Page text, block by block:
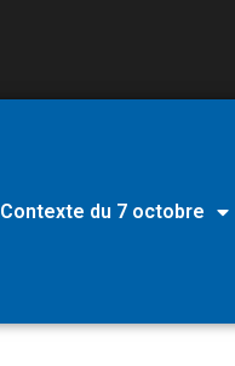
Contexte du 7 octobre